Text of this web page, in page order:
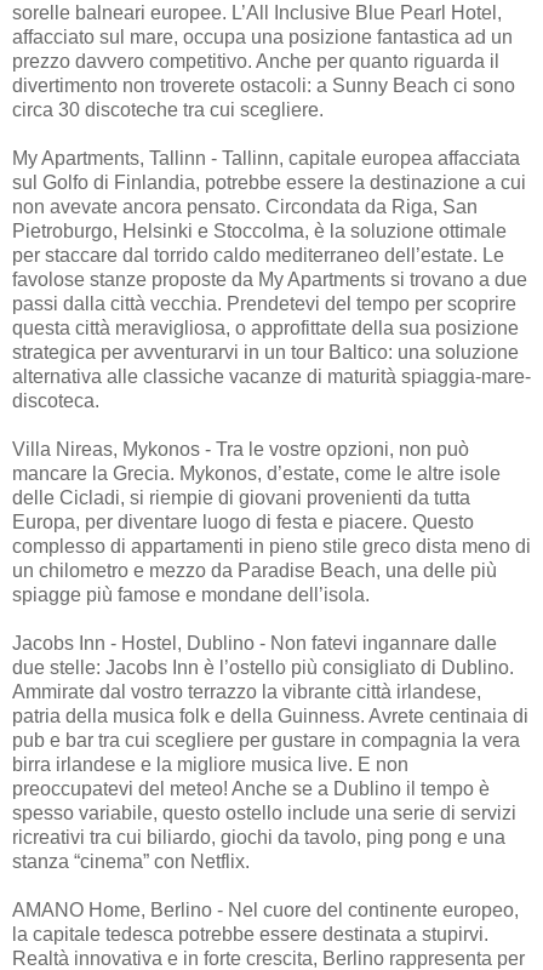
sorelle balneari europee. L’All Inclusive Blue Pearl Hotel,
affacciato sul mare, occupa una posizione fantastica ad un
prezzo davvero competitivo. Anche per quanto riguarda il
divertimento non troverete ostacoli: a Sunny Beach ci sono
circa 30 discoteche tra cui scegliere.
My Apartments, Tallinn - Tallinn, capitale europea affacciata
sul Golfo di Finlandia, potrebbe essere la destinazione a cui
non avevate ancora pensato. Circondata da Riga, San
Pietroburgo, Helsinki e Stoccolma, è la soluzione ottimale
per staccare dal torrido caldo mediterraneo dell’estate. Le
favolose stanze proposte da My Apartments si trovano a due
passi dalla città vecchia. Prendetevi del tempo per scoprire
questa città meravigliosa, o approfittate della sua posizione
strategica per avventurarvi in un tour Baltico: una soluzione
alternativa alle classiche vacanze di maturità spiaggia-mare-
discoteca.
Villa Nireas, Mykonos - Tra le vostre opzioni, non può
mancare la Grecia. Mykonos, d’estate, come le altre isole
delle Cicladi, si riempie di giovani provenienti da tutta
Europa, per diventare luogo di festa e piacere. Questo
complesso di appartamenti in pieno stile greco dista meno di
un chilometro e mezzo da Paradise Beach, una delle più
spiagge più famose e mondane dell’isola.
Jacobs Inn - Hostel, Dublino - Non fatevi ingannare dalle
due stelle: Jacobs Inn è l’ostello più consigliato di Dublino.
Ammirate dal vostro terrazzo la vibrante città irlandese,
patria della musica folk e della Guinness. Avrete centinaia di
pub e bar tra cui scegliere per gustare in compagnia la vera
birra irlandese e la migliore musica live. E non
preoccupatevi del meteo! Anche se a Dublino il tempo è
spesso variabile, questo ostello include una serie di servizi
ricreativi tra cui biliardo, giochi da tavolo, ping pong e una
stanza “cinema” con Netflix.
AMANO Home, Berlino - Nel cuore del continente europeo,
la capitale tedesca potrebbe essere destinata a stupirvi.
Realtà innovativa e in forte crescita, Berlino rappresenta per